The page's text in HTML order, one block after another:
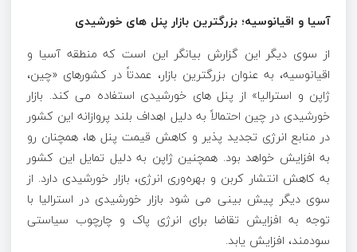
آسیا و اقیانوسیه؛ بزرگترین بازار پنل های خورشیدی
از سوی دیگر این گزارش بیانگر این است که منطقه آسیا و
اقیانوسیه، به عنوان بزرگترین بازار، عمدتاً در کشورهای «چین،
ژاپن و استرالیا» از پنل‌ های خورشیدی استفاده می‌ کند. بازار
خورشیدی در چین احتمالاً به دلیل اهداف بلند پروازانه این کشور
در منابع انرژی تجدید پذیر و کاهش قیمت پنل‌ ها، همچنان رو
به افزایش خواهد بود. همچنین ژاپن به دلیل تمایل این کشور
به کاهش انتشار کربن و بهره‌وری انرژی، بازار خورشیدی دارد. از
سوی دیگر پیش‌ بینی می‌ شود بازار خورشیدی در استرالیا با
توجه به افزایش تقاضا برای انرژی پاک و چارچوب سیاستی
سودمند، افزایش یابد.